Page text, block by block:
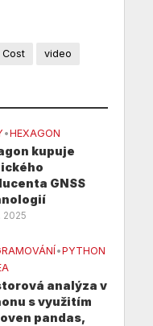
Cost video
•HEXAGON
kupuje
GNSS
2025
•PYTHON
analýza v
s využitím
pandas,